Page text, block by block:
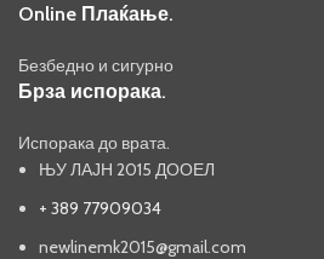
Online Плаќање.
Безбедно и сигурно
Брза испорака.
Испорака до врата.
ЊУ ЛАЈН 2015 ДООЕЛ
+ 389 77909034
newlinemk2015@gmail.com